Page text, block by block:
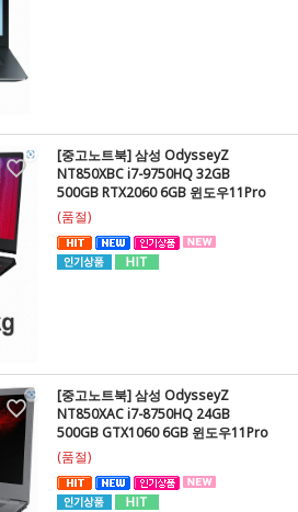
[중고노트북] 삼성 OdysseyZ
NT850XBC i7-9750HQ 32GB
500GB RTX2060 6GB 윈도우11Pro
(품절)
[중고노트북] 삼성 OdysseyZ
NT850XAC i7-8750HQ 24GB
500GB GTX1060 6GB 윈도우11Pro
(품절)